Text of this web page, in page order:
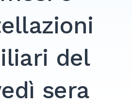
del
sera